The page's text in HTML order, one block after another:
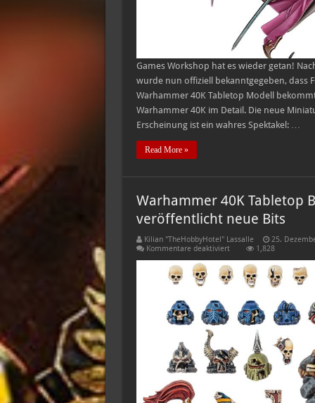
Games Workshop hat es wieder getan!
wurde nun offiziell bekanntgegeben, dass
Warhammer 40K Tabletop Modell
Warhammer 40K im Detail. Die neue
Erscheinung ist ein wahres Spektakel: …
Read More »
Warhammer 40K Tabletop
veröffentlicht neue Bits
Kilian "TheHobbyHotel" Lassalle 25.
Kommentare deaktiviertfür
40K
Tabletop
Basegestaltung
Games
Workshop
veröffentlicht
1,828